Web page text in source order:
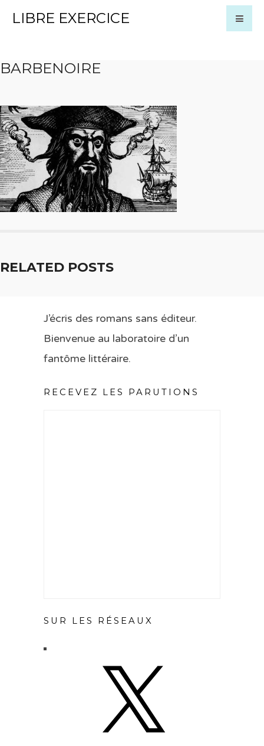
LIBRE EXERCICE
BARBENOIRE
RELATED POSTS
J’écris des romans sans éditeur.
Bienvenue au laboratoire d’un
fantôme littéraire.
RECEVEZ LES PARUTIONS
SUR LES RÉSEAUX